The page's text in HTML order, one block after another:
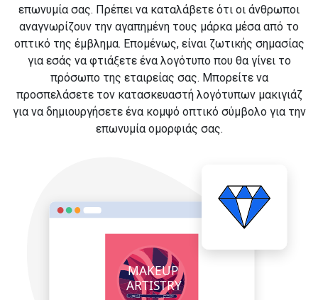
επωνυμία σας. Πρέπει να καταλάβετε ότι οι άνθρωποι
αναγνωρίζουν την αγαπημένη τους μάρκα μέσα από το
οπτικό της έμβλημα. Επομένως, είναι ζωτικής σημασίας
για εσάς να φτιάξετε ένα λογότυπο που θα γίνει το
πρόσωπο της εταιρείας σας. Μπορείτε να
προσπελάσετε τον κατασκευαστή λογότυπων μακιγιάζ
για να δημιουργήσετε ένα κομψό οπτικό σύμβολο για την
επωνυμία ομορφιάς σας.